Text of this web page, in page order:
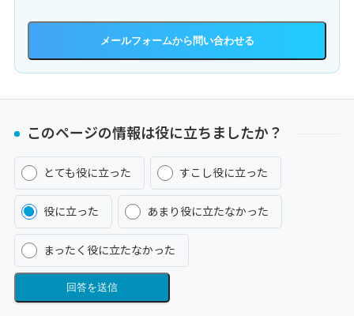
メールフォーム
このページの情報は役に立ちましたか？
とても役に立った すこし役に立った
役に立った あまり役に立たなかった
まったく役に立たなかった
回答を送信